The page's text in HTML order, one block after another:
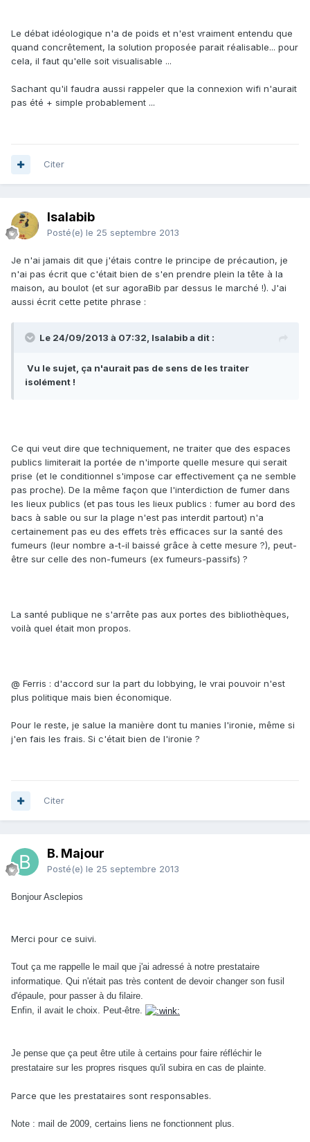
Le débat idéologique n'a de poids et n'est vraiment entendu que
quand concrêtement, la solution proposée parait réalisable... pour
cela, il faut qu'elle soit visualisable ...
Sachant qu'il faudra aussi rappeler que la connexion wifi n'aurait
pas été + simple probablement ...
Citer
Isalabib
Posté(e) le 25 septembre 2013
Je n'ai jamais dit que j'étais contre le principe de précaution, je
n'ai pas écrit que c'était bien de s'en prendre plein la tête à la
maison, au boulot (et sur agoraBib par dessus le marché !). J'ai
aussi écrit cette petite phrase :
Le 24/09/2013 à 07:32, Isalabib a dit :
Vu le sujet, ça n'aurait pas de sens de les traiter
isolément !
Ce qui veut dire que techniquement, ne traiter que des espaces
publics limiterait la portée de n'importe quelle mesure qui serait
prise (et le conditionnel s'impose car effectivement ça ne semble
pas proche). De la même façon que l'interdiction de fumer dans
les lieux publics (et pas tous les lieux publics : fumer au bord des
bacs à sable ou sur la plage n'est pas interdit partout) n'a
certainement pas eu des effets très efficaces sur la santé des
fumeurs (leur nombre a-t-il baissé grâce à cette mesure ?), peut-
être sur celle des non-fumeurs (ex fumeurs-passifs) ?
La santé publique ne s'arrête pas aux portes des bibliothèques,
voilà quel était mon propos.
@ Ferris : d'accord sur la part du lobbying, le vrai pouvoir n'est
plus politique mais bien économique.
Pour le reste, je salue la manière dont tu manies l'ironie, même si
j'en fais les frais. Si c'était bien de l'ironie ?
Citer
B. Majour
Posté(e) le 25 septembre 2013
Bonjour Asclepios
Merci pour ce suivi.
Tout ça me rappelle le mail que j'ai adressé à notre prestataire
informatique. Qui n'était pas très content de devoir changer son fusil
d'épaule, pour passer à du filaire.
Enfin, il avait le choix. Peut-être.
Je pense que ça peut être utile à certains pour faire réfléchir le
prestataire sur les propres risques qu'il subira en cas de plainte.
Parce que les prestataires sont responsables.
Note : mail de 2009, certains liens ne fonctionnent plus.